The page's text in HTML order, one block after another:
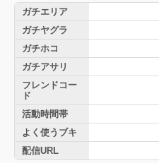
ガチエリア
ガチヤグラ
ガチホコ
ガチアサリ
フレンドコー
ド
活動時間帯
よく使うブキ
配信URL